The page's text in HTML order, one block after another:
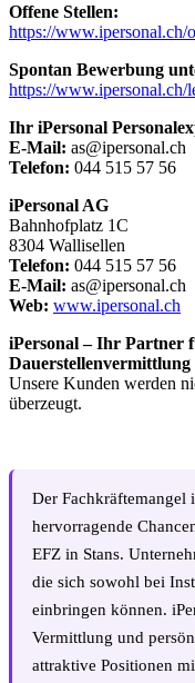
Offene Stellen:
https://www.ipersonal.ch/
Spontan Bewerbung
https://www.ipersonal.ch/
Ihr iPersonal
E-Mail: as@ipersonal.ch
Telefon: 044 515 57 56
iPersonal AG
Bahnhofplatz 1C
8304 Wallisellen
Telefon: 044 515 57 56
E-Mail: as@ipersonal.ch
Web: www.ipersonal.ch
iPersonal – Ihr Partner
Dauerstellenvermittlung
Unsere Kunden werden
überzeugt.
Der Fachkräftemangel
hervorragende
EFZ in Stans.
die sich sowohl bei
einbringen können.
Vermittlung und
attraktive Positionen